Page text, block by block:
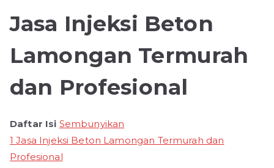
Jasa Injeksi Beton
Lamongan Termurah
dan Profesional
Daftar Isi Sembunyikan
1 Jasa Injeksi Beton Lamongan Termurah dan
Profesional